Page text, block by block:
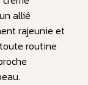
allié
rajeunie et
routine